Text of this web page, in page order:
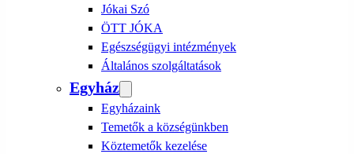
Jókai Szó
ÖTT JÓKA
Egészségügyi intézmények
Általános szolgáltatások
Egyház
Egyházaink
Temetők a községünkben
Köztemetők kezelése